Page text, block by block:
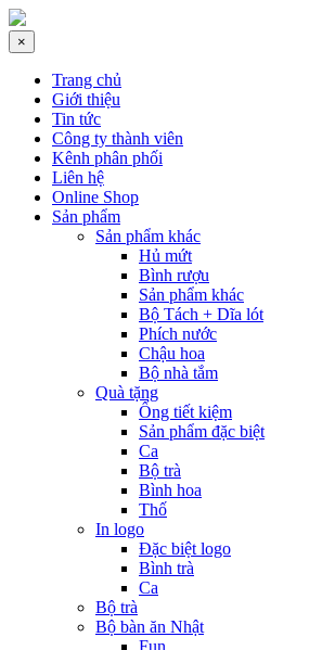
×
Trang chủ
Giới thiệu
Tin tức
Công ty thành viên
Kênh phân phối
Liên hệ
Online Shop
Sản phẩm
Sản phẩm khác
Hủ mứt
Bình rượu
Sản phẩm khác
Bộ Tách + Dĩa lót
Phích nước
Chậu hoa
Bộ nhà tắm
Quà tặng
Ống tiết kiệm
Sản phẩm đặc biệt
Ca
Bộ trà
Bình hoa
Thố
In logo
Đặc biệt logo
Bình trà
Ca
Bộ trà
Bộ bàn ăn Nhật
Fun